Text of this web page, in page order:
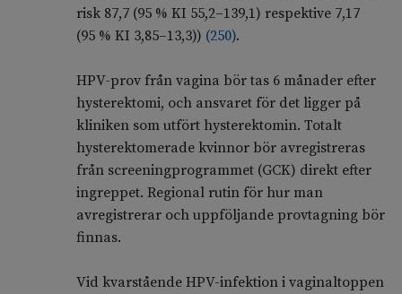
risk 87,7 (95 % KI 55,2–139,1) respektive 7,17
(95 % KI 3,85–13,3)) (250).
HPV-prov från vagina bör tas 6 månader efter
hysterektomi, och ansvaret för det ligger på
kliniken som utfört hysterektomin. Totalt
hysterektomerade kvinnor bör avregistreras
från screeningprogrammet (GCK) direkt efter
ingreppet. Regional rutin för hur man
avregistrerar och uppföljande provtagning bör
finnas.
Vid kvarstående HPV-infektion i vaginaltoppen